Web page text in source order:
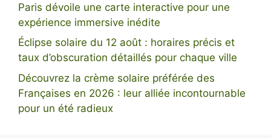
Paris dévoile une carte interactive pour une
expérience immersive inédite
Éclipse solaire du 12 août : horaires précis et
taux d’obscuration détaillés pour chaque ville
Découvrez la crème solaire préférée des
Françaises en 2026 : leur alliée incontournable
pour un été radieux